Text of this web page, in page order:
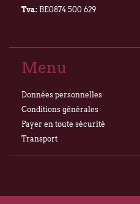
Tva: BE0874 500 629
Menu
Données personnelles
Conditions générales
Payer en toute sécurité
Transport